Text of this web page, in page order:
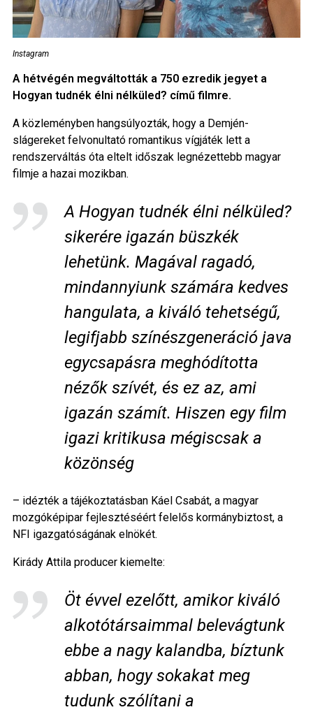
Instagram
A hétvégén megváltották a 750 ezredik jegyet a
Hogyan tudnék élni nélküled? című filmre.
A közleményben hangsúlyozták, hogy a Demjén-
slágereket felvonultató romantikus vígjáték lett a
rendszerváltás óta eltelt időszak legnézettebb magyar
filmje a hazai mozikban.
A Hogyan tudnék élni nélküled?
sikerére igazán büszkék
lehetünk. Magával ragadó,
mindannyiunk számára kedves
hangulata, a kiváló tehetségű,
legifjabb színészgeneráció java
egycsapásra meghódította
nézők szívét, és ez az, ami
igazán számít. Hiszen egy film
igazi kritikusa mégiscsak a
közönség
– idézték a tájékoztatásban Káel Csabát, a magyar
mozgóképipar fejlesztéséért felelős kormánybiztost, a
NFI igazgatóságának elnökét.
Kirády Attila producer kiemelte:
Öt évvel ezelőtt, amikor kiváló
alkotótársaimmal belevágtunk
ebbe a nagy kalandba, bíztunk
abban, hogy sokakat meg
tudunk szólítani a